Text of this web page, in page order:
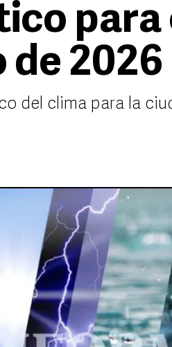
para
de 2026
del clima para la